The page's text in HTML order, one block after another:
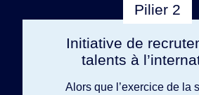
Pilier 2
Initiative de
talents à
Alors que l’exercice de la